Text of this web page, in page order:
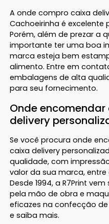
A onde compro caixa
Cachoeirinha é
Porém, além de prezar a
importante ter uma boa
marca esteja bem
alimento. Entre em
embalagens de alta
para seu fornecimento.
Onde
delivery
Se você procura onde
caixa delivery
qualidade, com
valor da sua marca,
Desde 1994, a R7Print
pela mão de obra e
eficazes na confecção
e saiba mais.